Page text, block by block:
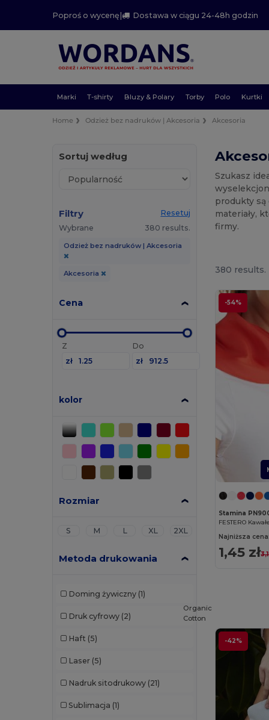
Poproś o wycenę| Dostawa w ciągu 24-48h godzin
Marki T-shirty Bluzy & Polary Torby Polo Kurtki
Home Odzież bez nadruków | Akcesoria Akcesoria
Sortuj według
Filtry
Resetuj
Wybrane
380 results.
Odzież bez nadruków | Akcesoria
Akcesoria
Cena
Z
zł
Do
zł
kolor
Rozmiar
S M L XL 2XL
Metoda drukowania
Doming żywiczny (1)
Druk cyfrowy (2)
Haft (5)
Laser (5)
Nadruk sitodrukowy (21)
Sublimacja (1)
Szukasz
produkty są
materiały,
firmy.
380 results.
-54%
Stamina
Najniższa cena:
1,45 zł
-42%
Organic
Cotton